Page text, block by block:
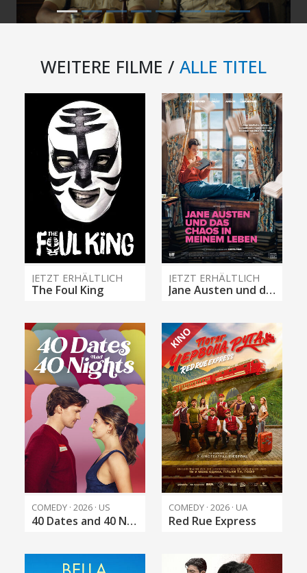
WEITERE FILME / ALLE TITEL
JETZT ERHÄLTLICH
The Foul King
JETZT ERHÄLTLICH
Jane Austen und das Chaos in meinem Leben
COMEDY · 2026 · US
40 Dates and 40 Nights
KINO
COMEDY · 2026 · UA
Red Rue Express